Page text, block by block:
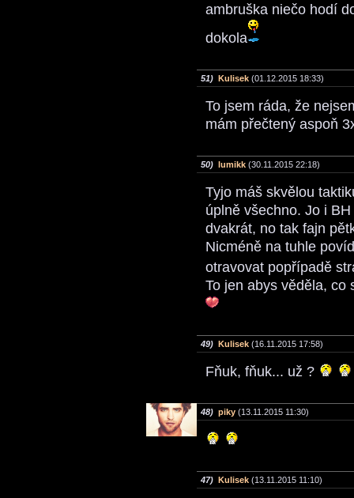
ambruška niečo hodí
dokola
51) Kulisek (01.12.2015 18:33)
To jsem ráda, že
mám přečtený aspoň
50) lumikk (30.11.2015 22:18)
Tyjo máš skvělou
úplně všechno. Jo i
dvakrát, no tak fajn
Nicméně na tuhle
otravovat popřípadě
To jen abys věděla,
49) Kulisek (16.11.2015 17:58)
Fňuk, fňuk... už ?
48) piky (13.11.2015 11:30)
47) Kulisek (13.11.2015 11:10)